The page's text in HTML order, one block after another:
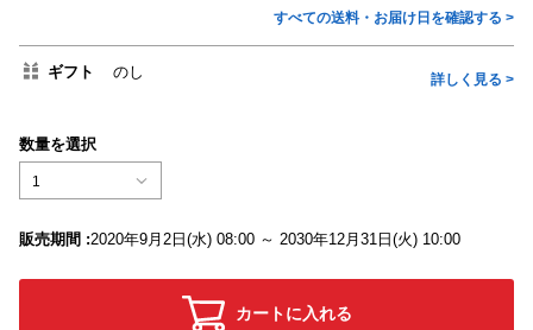
すべての送料・お届け日を確認する >
ギフト のし 詳しく見る >
数量を選択
1
販売期間 :2020年9月2日(水) 08:00 ～ 2030年12月31日(火) 10:00
カートに入れる